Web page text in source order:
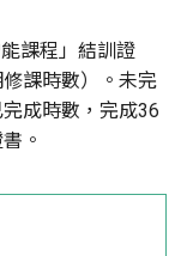
課程」結訓證
課時數）。未完
成時數，完成36
。